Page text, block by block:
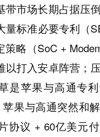
带市场长期占据压
量标准必要专利（
略（SoC +
以打入安卓阵营；
是苹果与高通专利
苹果与高通突然和
协议 + 60亿美元